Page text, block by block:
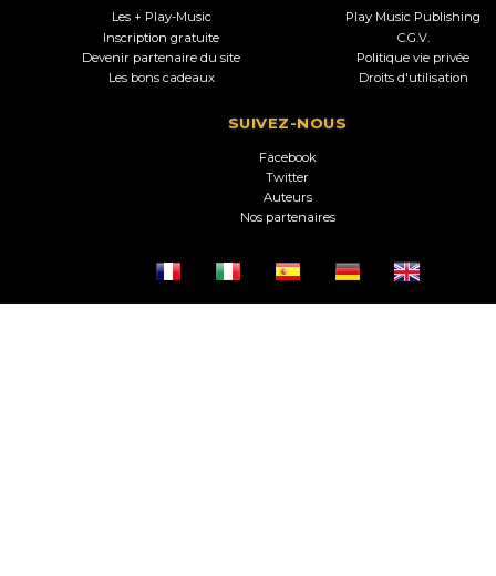
Les + Play-Music
Inscription gratuite
Devenir partenaire du site
Les bons cadeaux
Play Music Publishing
C.G.V.
Politique vie privée
Droits d'utilisation
SUIVEZ-NOUS
Facebook
Twitter
Auteurs
Nos partenaires